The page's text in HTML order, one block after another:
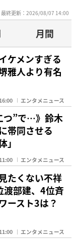
最終更新：2026/08/07 14:00
月間
ケメンすぎる
雅人より有名
エンタメニュース
つ”で…》鈴木
帯同させる
」
エンタメニュース
たくない不祥
渡部建、4位斉
ースト3は？
エンタメニュース